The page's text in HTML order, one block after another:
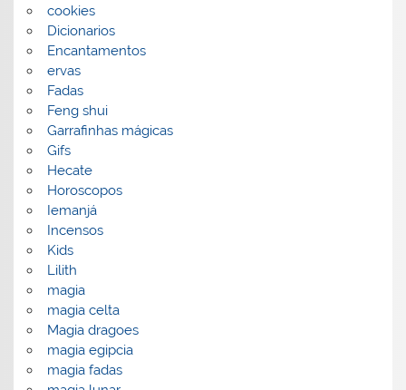
cookies
Dicionarios
Encantamentos
ervas
Fadas
Feng shui
Garrafinhas mágicas
Gifs
Hecate
Horoscopos
Iemanjá
Incensos
Kids
Lilith
magia
magia celta
Magia dragoes
magia egipcia
magia fadas